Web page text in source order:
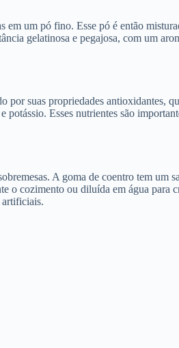
em um pó fino. Esse pó é então
gelatinosa e pegajosa, com um
por suas propriedades antioxidantes,
Esses nutrientes são
A goma de coentro tem um
o cozimento ou diluída em água para
artificiais.